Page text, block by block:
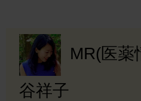
MR(医
谷祥子